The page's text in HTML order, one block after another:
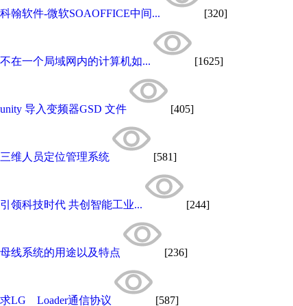
科翰软件-微软SOAOFFICE中间... [320]
不在一个局域网内的计算机如... [1625]
unity 导入变频器GSD 文件 [405]
三维人员定位管理系统 [581]
引领科技时代 共创智能工业... [244]
母线系统的用途以及特点 [236]
求LG Loader通信协议 [587]